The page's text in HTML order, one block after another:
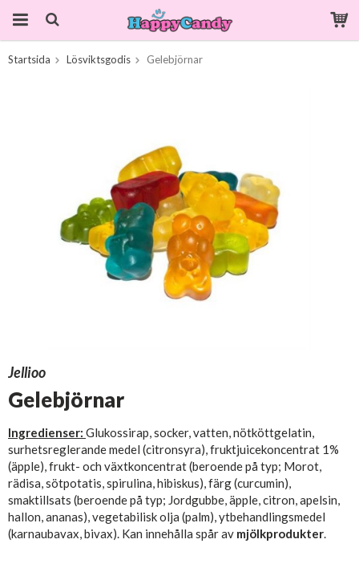
Startsida Lösviktsgodis Gelebjörnar
Jellioo
Gelebjörnar
Ingredienser: Glukossirap, socker, vatten, nötköttgelatin,
surhetsreglerande medel (citronsyra), fruktjuicekoncentrat 1%
(äpple), frukt- och växtkoncentrat (beroende på typ; Morot,
rädisa, sötpotatis, spirulina, hibiskus), färg (curcumin),
smaktillsats (beroende på typ; Jordgubbe, äpple, citron, apelsin,
hallon, ananas), vegetabilisk olja (palm), ytbehandlingsmedel
(karnaubavax, bivax). Kan innehålla spår av mjölkprodukter.